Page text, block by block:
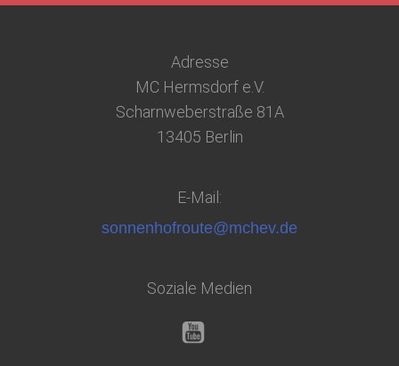
Adresse
MC Hermsdorf e.V.
Scharnweberstraße 81A
13405 Berlin
E-Mail:
sonnenhofroute@mchev.de
Soziale Medien